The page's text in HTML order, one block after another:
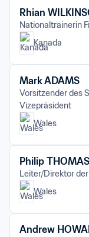
Rhian
Nationaltrainerin
Kanada
Mark ADAMS
Vorsitzender des
Vizepräsident
Wales
Philip THOMAS
Leiter/Direktor
Wales
Andrew